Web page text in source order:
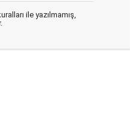
ile yazılmamış,